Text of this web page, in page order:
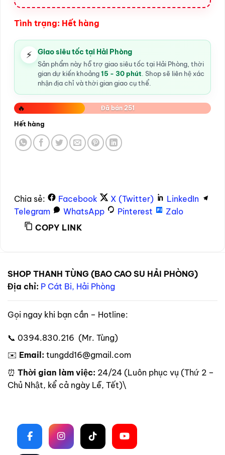
Tình trạng: Hết hàng
⚡ Giao siêu tốc tại Hải Phòng
Sản phẩm này hỗ trợ giao siêu tốc tại Hải Phòng, thời
gian dự kiến khoảng15 - 30 phút. Shop sẽ liên hệ xác
nhận địa chỉ và thời gian giao cụ thể.
🔥 Đã bán 251
Hết hàng
Chia sẻ: Facebook X (Twitter)
LinkedIn
Telegram
WhatsApp Pinterest
Zalo
COPY LINK
SHOP THANH TÙNG (BAO CAO SU HẢI PHÒNG)
Địa chỉ: P Cát Bi, Hải Phòng
Gọi ngay khi bạn cần – Hotline:
📞 0394.830.216 (Mr. Tùng)
✉️ Email: tungdd16@gmail.com
⏰ Thời gian làm việc: 24/24 (Luôn phục vụ (Thứ 2 –
Chủ Nhật, kể cả ngày Lễ, Tết)\